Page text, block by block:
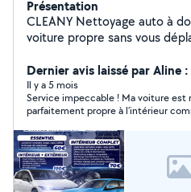
Présentation
CLEANY Nettoyage auto à domicile Besoin d'une
voiture propre sans vous déplacer ? CLEANY
directement chez vous. Travail soigné Produits
professionnels Rapide et efficace Sur rendez-vous
Déplacement inclus Intervention sur toute l'île de
France et alentours Contactez-moi pour un devis ou une
prise de rendez-vous
Dernier avis laissé par Aline
Il y a 5 mois
Service impeccable ! Ma voiture
parfaitement propre à l’intérieur
professionnel. Je recommande les